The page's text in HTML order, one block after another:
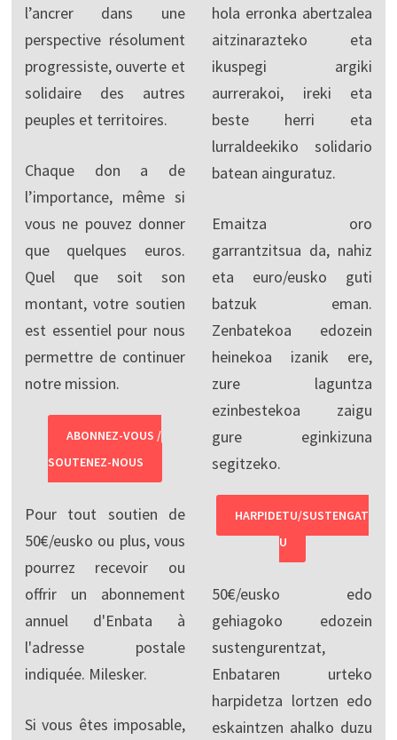
l’ancrer dans une
perspective résolument
progressiste, ouverte et
solidaire des autres
peuples et territoires.
Chaque don a de
l’importance, même si
vous ne pouvez donner
que quelques euros.
Quel que soit son
montant, votre soutien
est essentiel pour nous
permettre de continuer
notre mission.
ABONNEZ-VOUS /
SOUTENEZ-NOUS
Pour tout soutien de
50€/eusko ou plus, vous
pourrez recevoir ou
offrir un abonnement
annuel d'Enbata à
l'adresse postale
indiquée. Milesker.
Si vous êtes imposable,
hola erronka abertzalea
aitzinarazteko eta
ikuspegi argiki
aurrerakoi, ireki eta
beste herri eta
lurraldeekiko solidario
batean ainguratuz.
Emaitza oro
garrantzitsua da, nahiz
eta euro/eusko guti
batzuk eman.
Zenbatekoa edozein
heinekoa izanik ere,
zure laguntza
ezinbestekoa zaigu
gure eginkizuna
segitzeko.
HARPIDETU/SUSTENGAT
U
50€/eusko edo
gehiagoko edozein
sustengurentzat,
Enbataren urteko
harpidetza lortzen edo
eskaintzen ahalko duzu